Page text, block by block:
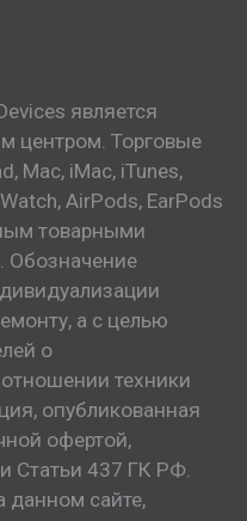
является
центром. Торговые
Mac, iMac, iTunes,
AirPods, EarPods
товарными
Обозначение
а с целью
о
техники
опубликованная
офертой,
Статьи 437 ГК РФ.
данном сайте,